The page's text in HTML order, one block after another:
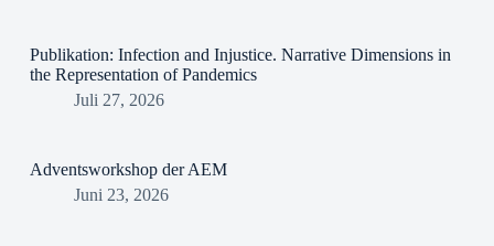
Publikation: Infection and Injustice. Narrative Dimensions in
the Representation of Pandemics
Juli 27, 2026
Adventsworkshop der AEM
Juni 23, 2026